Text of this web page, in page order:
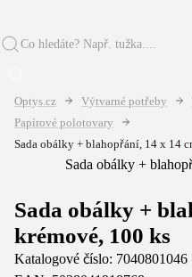
Optys.cz Výtvarné potřeby
Papírové polotovary
Sada obálky + blahopřání, 14 x 14
Sada obálky +
krémové, 100 ks
Katalogové číslo: 7040801046